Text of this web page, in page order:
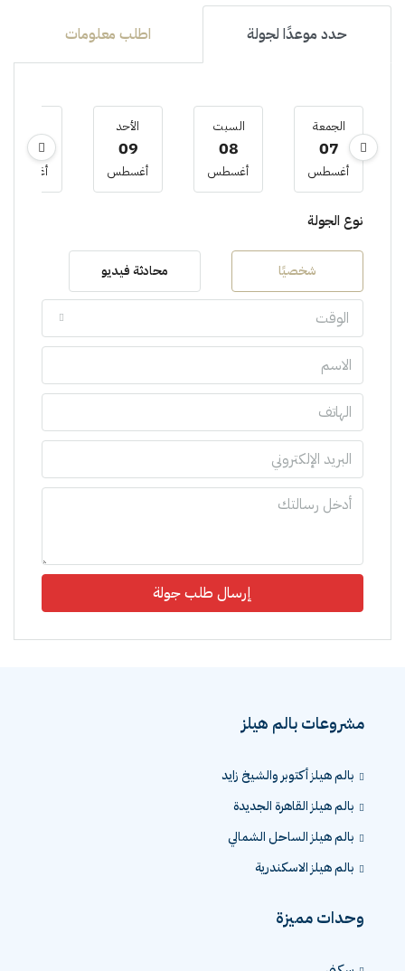
حدد موعدًا لجولة اطلب معلومات
الجمعة
07
أغسطس
السبت
08
أغسطس
الأحد
09
أغسطس
10
أغسطس
نوع الجولة
شخصيًا محادثة فيديو
الوقت
إرسال طلب جولة
مشروعات بالم هيلز
بالم هيلز أكتوبر والشيخ زايد
بالم هيلز القاهرة الجديدة
بالم هيلز الساحل الشمالي
بالم هيلز الاسكندرية
وحدات مميزة